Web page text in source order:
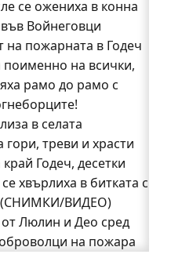
гората край Шума?
Люлин и Део сред
на пожара
Шума (СНИМКИ)
на пожарната в Годеч
поименно на всички,
рамо до рамо с
гори, треви и храсти
край Годеч, десетки
хвърлиха в битката с
(СНИМКИ/ВИДЕО)
в селата
се ожениха в конна
Войнеговци
на пожарната в Годеч
поименно на всички,
рамо до рамо с
в селата
гори, треви и храсти
край Годеч, десетки
хвърлиха в битката с
(СНИМКИ/ВИДЕО)
Люлин и Део сред
на пожара